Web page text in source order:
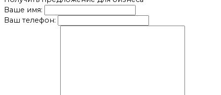
Ваше имя:
Ваш телефон: